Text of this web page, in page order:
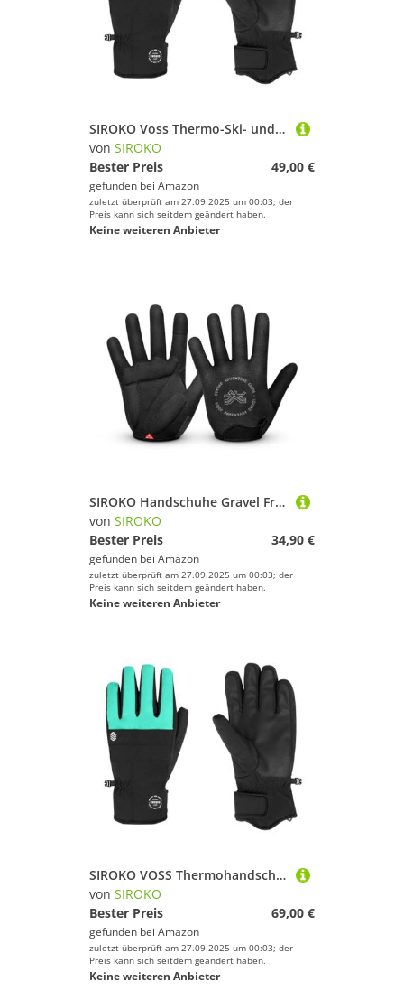
SIROKO Voss Thermo-Ski- und Schneehandschuhe, Weiß, Schwarz, Größe M
von SIROKO
Bester Preis
49,00 €
gefunden bei Amazon
zuletzt überprüft am 27.09.2025 um 00:03; der
Preis kann sich seitdem geändert haben.
Keine weiteren Anbieter
SIROKO Handschuhe Gravel Frontier Schwarz Herren und Damen
von SIROKO
Bester Preis
34,90 €
gefunden bei Amazon
zuletzt überprüft am 27.09.2025 um 00:03; der
Preis kann sich seitdem geändert haben.
Keine weiteren Anbieter
SIROKO VOSS Thermohandschuhe für Ski und Schnee, Türkis, Schwarz, Schwarz/Türkis, XL
von SIROKO
Bester Preis
69,00 €
gefunden bei Amazon
zuletzt überprüft am 27.09.2025 um 00:03; der
Preis kann sich seitdem geändert haben.
Keine weiteren Anbieter